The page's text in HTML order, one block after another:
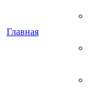
Главная